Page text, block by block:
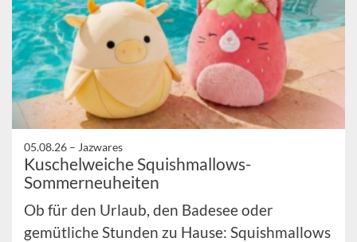
05.08.26 – Jazwares
Kuschelweiche Squishmallows-
Sommerneuheiten
Ob für den Urlaub, den Badesee oder
gemütliche Stunden zu Hause: Squishmallows